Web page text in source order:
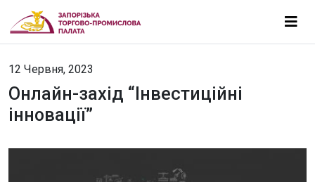
12 Червня, 2023
Онлайн-захід “Інвестиційні
інновації”